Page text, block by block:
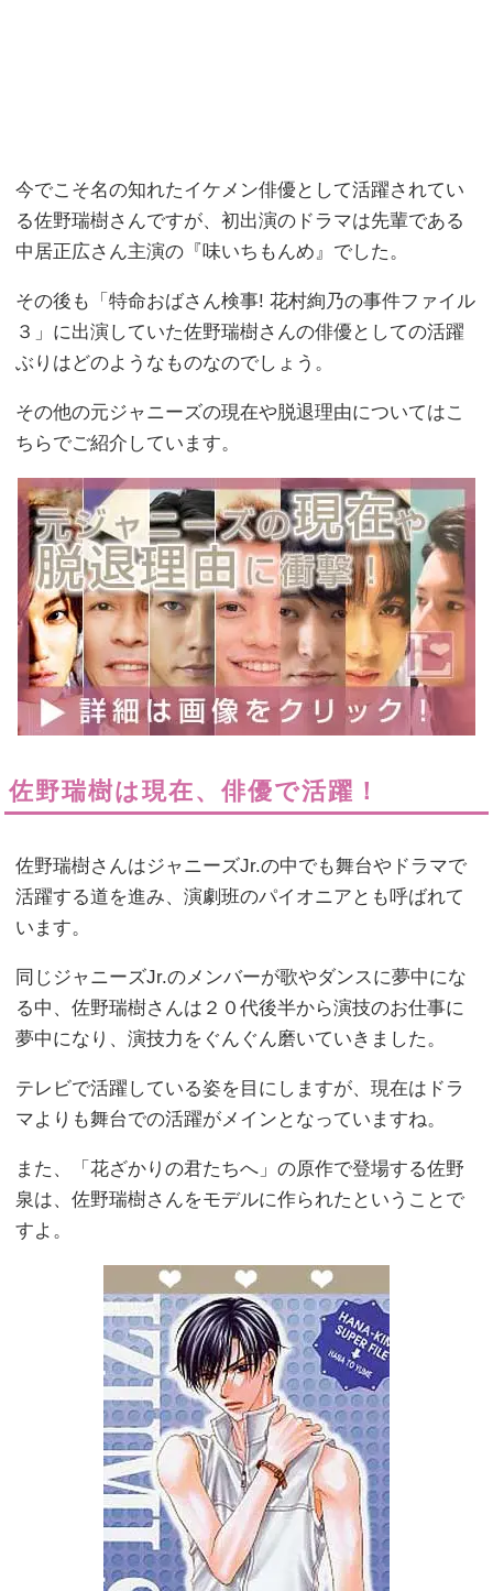
今でこそ名の知れたイケメン俳優として活躍されてい
る佐野瑞樹さんですが、初出演のドラマは先輩である
中居正広さん主演の『味いちもんめ』でした。
その後も「特命おばさん検事! 花村絢乃の事件ファイル
３」に出演していた佐野瑞樹さんの俳優としての活躍
ぶりはどのようなものなのでしょう。
その他の元ジャニーズの現在や脱退理由についてはこ
ちらでご紹介しています。
佐野瑞樹は現在、俳優で活躍！
佐野瑞樹さんはジャニーズJr.の中でも舞台やドラマで
活躍する道を進み、演劇班のパイオニアとも呼ばれて
います。
同じジャニーズJr.のメンバーが歌やダンスに夢中にな
る中、佐野瑞樹さんは２０代後半から演技のお仕事に
夢中になり、演技力をぐんぐん磨いていきました。
テレビで活躍している姿を目にしますが、現在はドラ
マよりも舞台での活躍がメインとなっていますね。
また、「花ざかりの君たちへ」の原作で登場する佐野
泉は、佐野瑞樹さんをモデルに作られたということで
すよ。